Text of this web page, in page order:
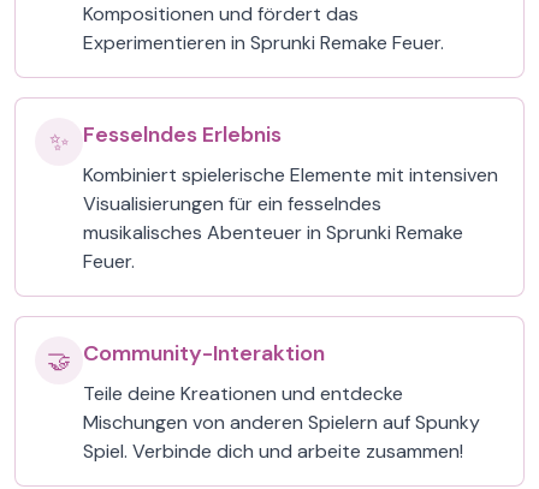
Kompositionen und fördert das
Experimentieren in Sprunki Remake Feuer.
✨ Fesselndes Erlebnis
Kombiniert spielerische Elemente mit intensiven
Visualisierungen für ein fesselndes
musikalisches Abenteuer in Sprunki Remake
Feuer.
🤝 Community-Interaktion
Teile deine Kreationen und entdecke
Mischungen von anderen Spielern auf Spunky
Spiel. Verbinde dich und arbeite zusammen!